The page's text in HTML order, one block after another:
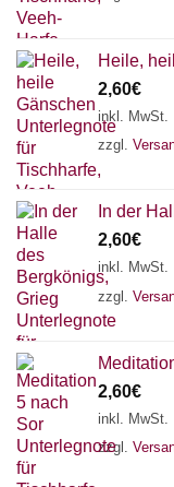
Heile,
2,60€
inkl. MwSt.
zzgl.
In der
2,60€
inkl. MwSt.
zzgl.
2,60€
inkl. MwSt.
zzgl.